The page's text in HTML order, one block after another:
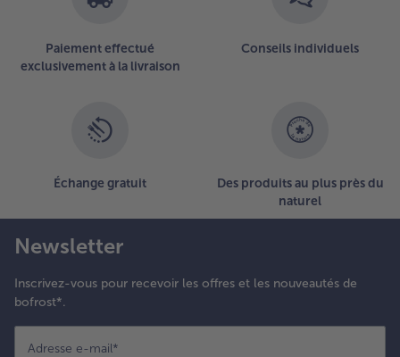
Paiement effectué
exclusivement à la livraison
Conseils individuels
Échange gratuit
Des produits au plus près du
naturel
Newsletter
Inscrivez-vous pour recevoir les offres et les nouveautés de
bofrost*.
Adresse e-mail*